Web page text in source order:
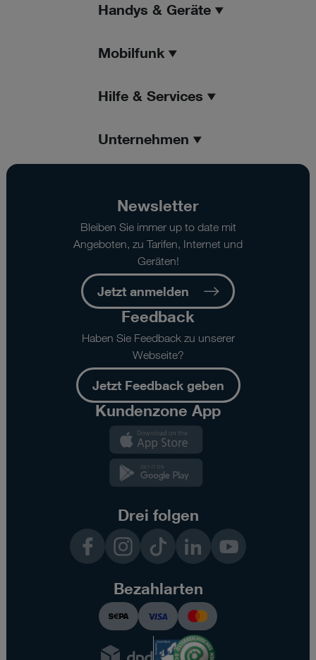
Handys & Geräte
Mobilfunk
Hilfe & Services
Unternehmen
Newsletter
Bleiben Sie immer up to date mit
Angeboten, zu Tarifen, Internet und
Geräten!
Jetzt anmelden
Feedback
Haben Sie Feedback zu unserer
Webseite?
Jetzt Feedback geben
Kundenzone App
Drei folgen
InstagramTikTok LinkedInYouTube
Bezahlarten